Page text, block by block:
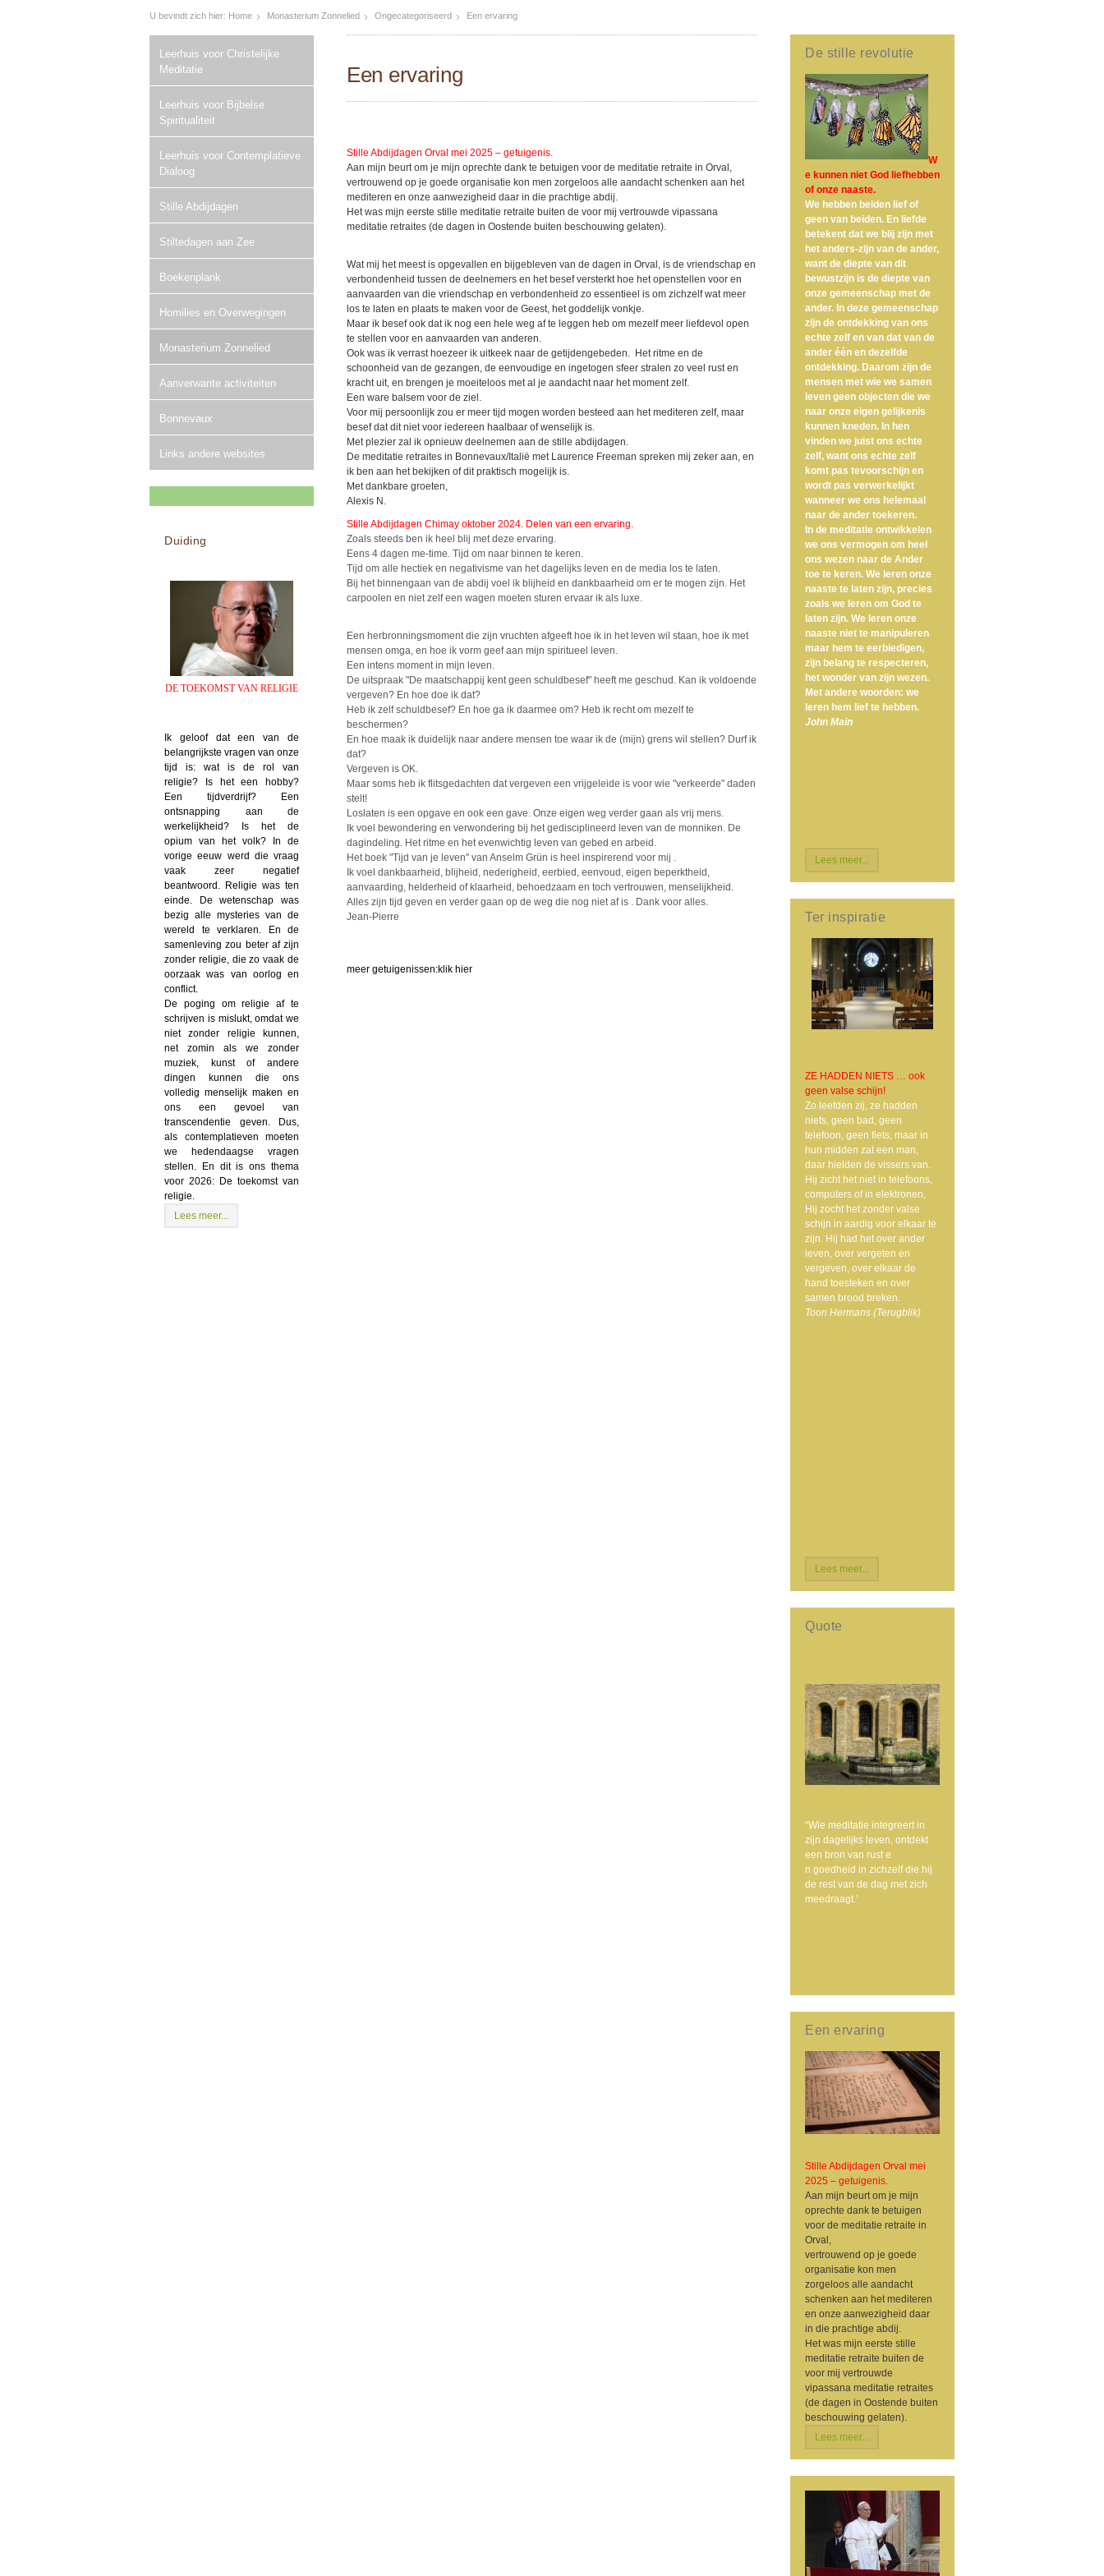
U bevindt zich hier: Home Monasterium Zonnelied Ongecategoriseerd Een ervaring
Leerhuis voor Christelijke
Meditatie
Leerhuis voor Bijbelse
Spiritualiteit
Leerhuis voor Contemplatieve
Dialoog
Stille Abdijdagen
Stiltedagen aan Zee
Boekenplank
Homilies en Overwegingen
Monasterium Zonnelied
Aanverwante activiteiten
Bonnevaux
Links andere websites
Duiding
DE TOEKOMST VAN RELIGIE
Ik geloof dat een van de
belangrijkste vragen van onze
tijd is: wat is de rol van
religie? Is het een hobby?
Een tijdverdrijf? Een
ontsnapping aan de
werkelijkheid? Is het de
opium van het volk? In de
vorige eeuw werd die vraag
vaak zeer negatief
beantwoord. Religie was ten
einde. De wetenschap was
bezig alle mysteries van de
wereld te verklaren. En de
samenleving zou beter af zijn
zonder religie, die zo vaak de
oorzaak was van oorlog en
conflict.
De poging om religie af te
schrijven is mislukt, omdat we
niet zonder religie kunnen,
net zomin als we zonder
muziek, kunst of andere
dingen kunnen die ons
volledig menselijk maken en
ons een gevoel van
transcendentie geven. Dus,
als contemplatieven moeten
we hedendaagse vragen
stellen. En dit is ons thema
voor 2026: De toekomst van
religie.
Lees meer...
De stille revolutie
W
e kunnen niet God liefhebben
of onze naaste.
We hebben beiden lief of
geen van beiden. En liefde
betekent dat we blij zijn met
het anders-zijn van de ander,
want de diepte van dit
bewustzijn is de diepte van
onze gemeenschap met de
ander. In deze gemeenschap
zijn de ontdekking van ons
echte zelf en van dat van de
ander één en dezelfde
ontdekking. Daarom zijn de
mensen met wie we samen
leven geen objecten die we
naar onze eigen gelijkenis
kunnen kneden. In hen
vinden we juist ons echte
zelf, want ons echte zelf
komt pas tevoorschijn en
wordt pas verwerkelijkt
wanneer we ons helemaal
naar de ander toekeren.
In de meditatie ontwikkelen
we ons vermogen om heel
ons wezen naar de Ander
toe te keren. We leren onze
naaste te laten zijn, precies
zoals we leren om God te
laten zijn. We leren onze
naaste niet te manipuleren
maar hem te eerbiedigen,
zijn belang te respecteren,
het wonder van zijn wezen.
Met andere woorden: we
leren hem lief te hebben.
John Main
Lees meer...
Ter inspiratie
ZE HADDEN NIETS … ook
geen valse schijn!
Zo leefden zij, ze hadden
niets, geen bad, geen
telefoon, geen fiets, maar in
hun midden zat een man,
daar hielden de vissers van.
Hij zicht het niet in telefoons,
computers of in elektronen,
Hij zocht het zonder valse
schijn in aardig voor elkaar te
zijn. Hij had het over ander
leven, over vergeten en
vergeven, over elkaar de
hand toesteken en over
samen brood breken.
Toon Hermans (Terugblik)
Lees meer...
Quote
“Wie meditatie integreert in
zijn dagelijks leven, ontdekt
een bron van rust e
n goedheid in zichzelf die hij
de rest van de dag met zich
meedraagt.’
Een ervaring
Stille Abdijdagen Orval mei
2025 – getuigenis.
Aan mijn beurt om je mijn
oprechte dank te betuigen
voor de meditatie retraite in
Orval,
vertrouwend op je goede
organisatie kon men
zorgeloos alle aandacht
schenken aan het mediteren
en onze aanwezigheid daar
in die prachtige abdij.
Het was mijn eerste stille
meditatie retraite buiten de
voor mij vertrouwde
vipassana meditatie retraites
(de dagen in Oostende buiten
beschouwing gelaten).
Lees meer...
Een ervaring
Stille Abdijdagen Orval mei 2025 – getuigenis.
Aan mijn beurt om je mijn oprechte dank te betuigen voor de meditatie retraite in Orval,
vertrouwend op je goede organisatie kon men zorgeloos alle aandacht schenken aan het
mediteren en onze aanwezigheid daar in die prachtige abdij.
Het was mijn eerste stille meditatie retraite buiten de voor mij vertrouwde vipassana
meditatie retraites (de dagen in Oostende buiten beschouwing gelaten).
Wat mij het meest is opgevallen en bijgebleven van de dagen in Orval, is de vriendschap en
verbondenheid tussen de deelnemers en het besef versterkt hoe het openstellen voor en
aanvaarden van die vriendschap en verbondenheid zo essentieel is om zichzelf wat meer
los te laten en plaats te maken voor de Geest, het goddelijk vonkje.
Maar ik besef ook dat ik nog een hele weg af te leggen heb om mezelf meer liefdevol open
te stellen voor en aanvaarden van anderen.
Ook was ik verrast hoezeer ik uitkeek naar de getijdengebeden. Het ritme en de
schoonheid van de gezangen, de eenvoudige en ingetogen sfeer stralen zo veel rust en
kracht uit, en brengen je moeiteloos met al je aandacht naar het moment zelf.
Een ware balsem voor de ziel.
Voor mij persoonlijk zou er meer tijd mogen worden besteed aan het mediteren zelf, maar
besef dat dit niet voor iedereen haalbaar of wenselijk is.
Met plezier zal ik opnieuw deelnemen aan de stille abdijdagen.
De meditatie retraites in Bonnevaux/Italië met Laurence Freeman spreken mij zeker aan, en
ik ben aan het bekijken of dit praktisch mogelijk is.
Met dankbare groeten,
Alexis N.
Stille Abdijdagen Chimay oktober 2024. Delen van een ervaring.
Zoals steeds ben ik heel blij met deze ervaring.
Eens 4 dagen me-time. Tijd om naar binnen te keren.
Tijd om alle hectiek en negativisme van het dagelijks leven en de media los te laten.
Bij het binnengaan van de abdij voel ik blijheid en dankbaarheid om er te mogen zijn. Het
carpoolen en niet zelf een wagen moeten sturen ervaar ik als luxe.
Een herbronningsmoment die zijn vruchten afgeeft hoe ik in het leven wil staan, hoe ik met
mensen omga, en hoe ik vorm geef aan mijn spiritueel leven.
Een intens moment in mijn leven.
De uitspraak "De maatschappij kent geen schuldbesef" heeft me geschud. Kan ik voldoende
vergeven? En hoe doe ik dat?
Heb ik zelf schuldbesef? En hoe ga ik daarmee om? Heb ik recht om mezelf te
beschermen?
En hoe maak ik duidelijk naar andere mensen toe waar ik de (mijn) grens wil stellen? Durf ik
dat?
Vergeven is OK.
Maar soms heb ik flitsgedachten dat vergeven een vrijgeleide is voor wie "verkeerde" daden
stelt!
Loslaten is een opgave en ook een gave. Onze eigen weg verder gaan als vrij mens.
Ik voel bewondering en verwondering bij het gedisciplineerd leven van de monniken. De
dagindeling. Het ritme en het evenwichtig leven van gebed en arbeid.
Het boek "Tijd van je leven" van Anselm Grün is heel inspirerend voor mij .
Ik voel dankbaarheid, blijheid, nederigheid, eerbied, eenvoud, eigen beperktheid,
aanvaarding, helderheid of klaarheid, behoedzaam en toch vertrouwen, menselijkheid.
Alles zijn tijd geven en verder gaan op de weg die nog niet af is . Dank voor alles.
Jean-Pierre
meer getuigenissen:klik hier